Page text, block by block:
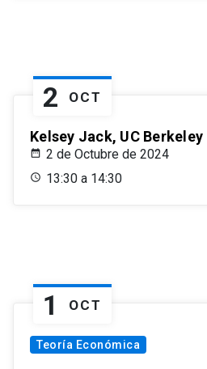
2 OCT
Kelsey Jack, UC Berkeley
2 de Octubre de 2024
13:30 a 14:30
1 OCT
Teoría Económica